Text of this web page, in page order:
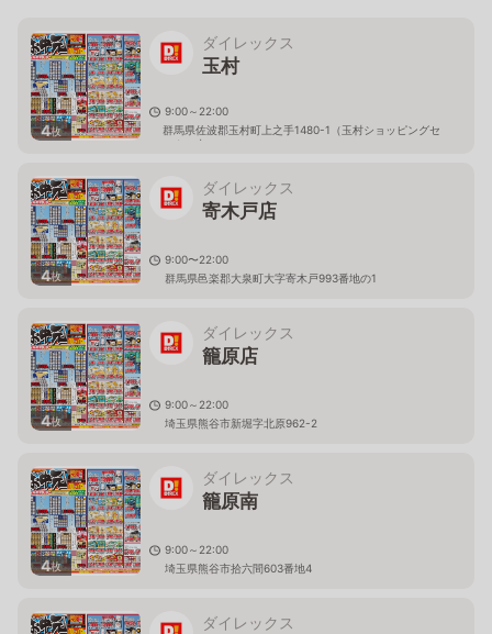
4枚
ダイレックス
玉村
9:00～22:00
群馬県佐波郡玉村町上之手1480-1（玉村ショッピングセ
ンター内）
4枚
ダイレックス
寄木戸店
9:00〜22:00
群馬県邑楽郡大泉町大字寄木戸993番地の1
4枚
ダイレックス
籠原店
9:00～22:00
埼玉県熊谷市新堀字北原962-2
4枚
ダイレックス
籠原南
9:00～22:00
埼玉県熊谷市拾六間603番地4
ダイレックス